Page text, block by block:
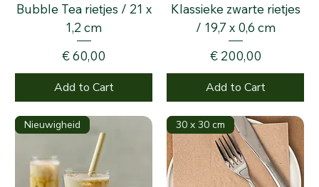
Bubble Tea rietjes / 21 x
1,2 cm
Price
€ 60,00
Add to Cart
Klassieke zwarte rietjes
/ 19,7 x 0,6 cm
Price
€ 200,00
Add to Cart
Nieuwigheid 30 x 30 cm